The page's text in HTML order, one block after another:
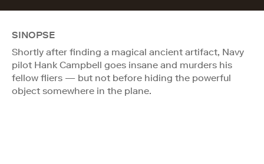
SINOPSE
Shortly after finding a magical ancient artifact, Navy
pilot Hank Campbell goes insane and murders his
fellow fliers — but not before hiding the powerful
object somewhere in the plane.